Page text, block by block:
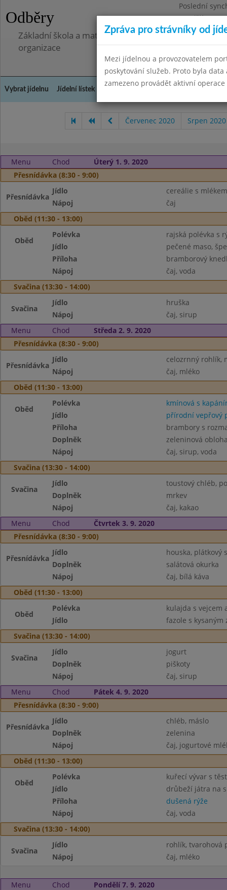
Odběry
Poslední
Pondělí
Základní škola a mateřská škola Libá, okres Cheb,
organizace
Vybrat jídelnu Jídelní lístek Kontakty a informace
Červenec 2020 Srpen 2020
Menu Chod
Úterý 1. 9. 2020
Přesnídávka (8:30 - 9:00)
Přesnídávka
Jídlo
cereálie s mlékem
Nápoj
čaj
Oběd (11:30 - 13:00)
Oběd
Polévka
rajská polévka s
Jídlo
pečené maso,
Příloha
bramborový
Nápoj
čaj, voda
Svačina (13:30 - 14:00)
Svačina
Jídlo
hruška
Nápoj
čaj, sirup
Menu
Chod
Středa 2. 9. 2020
Přesnídávka (8:30 - 9:00)
Přesnídávka
Jídlo
celozrnný rohlík,
Nápoj
čaj, mléko
Oběd (11:30 - 13:00)
Oběd
Polévka
kmínová s
Jídlo
přírodní vepřový
Příloha
brambory s
Doplněk
zeleninová
Nápoj
čaj, sirup, voda
Svačina (13:30 - 14:00)
Svačina
Jídlo
toustový chléb,
Doplněk
mrkev
Nápoj
čaj, kakao
Menu
Chod
Čtvrtek 3. 9. 2020
Přesnídávka (8:30 - 9:00)
Přesnídávka
Jídlo
houska, plátkový
Doplněk
salátová okurka
Nápoj
čaj, bílá káva
Oběd (11:30 - 13:00)
Oběd
Polévka
kulajda s vejcem
Jídlo
fazole s kysaným
Svačina (13:30 - 14:00)
Svačina
Jídlo
jogurt
Doplněk
piškoty
Nápoj
čaj, sirup
Menu
Chod
Pátek 4. 9. 2020
Přesnídávka (8:30 - 9:00)
Přesnídávka
Jídlo
chléb, máslo
Doplněk
zelenina
Nápoj
čaj, jogurtové
Oběd (11:30 - 13:00)
Oběd
Polévka
kuřecí vývar s
Jídlo
drůbeží játra na
Příloha
dušená rýže
Nápoj
čaj, voda
Svačina (13:30 - 14:00)
Svačina
Jídlo
rohlík, tvarohová
Nápoj
čaj, mléko
Menu Chod
Pondělí 7. 9. 2020
Zpráva pro strávníky od
Mezi jídelnou a provozovatelem
poskytování služeb. Proto byla
zamezeno provádět aktivní